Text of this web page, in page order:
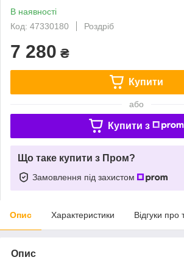
В наявності
Код: 47330180
Роздріб
7 280 ₴
Купити
або
Купити з
Що таке купити з Пром?
Замовлення під захистом
Опис Характеристики Відгуки про
Опис